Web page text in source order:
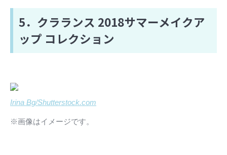
5．クラランス 2018サマーメイクア
ップ コレクション
Irina Bg/Shutterstock.com
※画像はイメージです。